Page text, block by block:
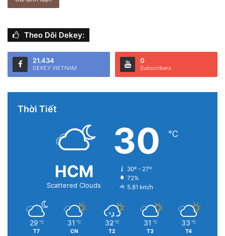
Theo Dõi Dekey:
21.434
DEKEY VIETNAM
0
Subscribers
Thời Tiết
HCM
Scattered Clouds
30 ℃
30º - 27º
72%
5.81 km/h
29 ℃
T7
31 ℃
CN
32 ℃
T2
31 ℃
T3
33 ℃
T4